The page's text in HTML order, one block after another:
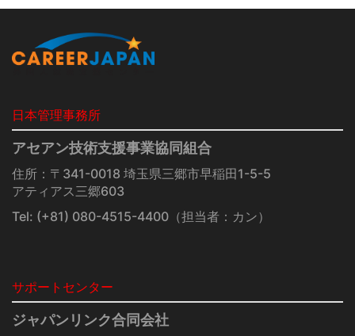
日本管理事務所
アセアン技術支援事業協同組合
住所：〒341-0018 埼玉県三郷市早稲田1-5-5
アティアス三郷603
Tel: (+81) 080-4515-4400 （担当者：カン）
サポートセンター
ジャパンリンク合同会社